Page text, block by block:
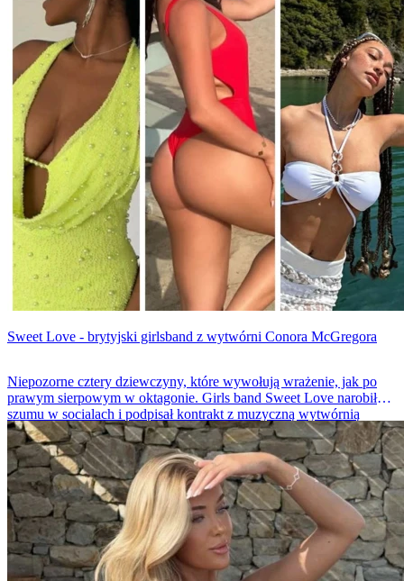
Sweet Love - brytyjski girlsband z wytwórni Conora McGregora
Niepozorne cztery dziewczyny, które wywołują wrażenie, jak po
prawym sierpowym w oktagonie. Girls band Sweet Love narobił
szumu w socialach i podpisał kontrakt z muzyczną wytwórnią
Conora McGregora.